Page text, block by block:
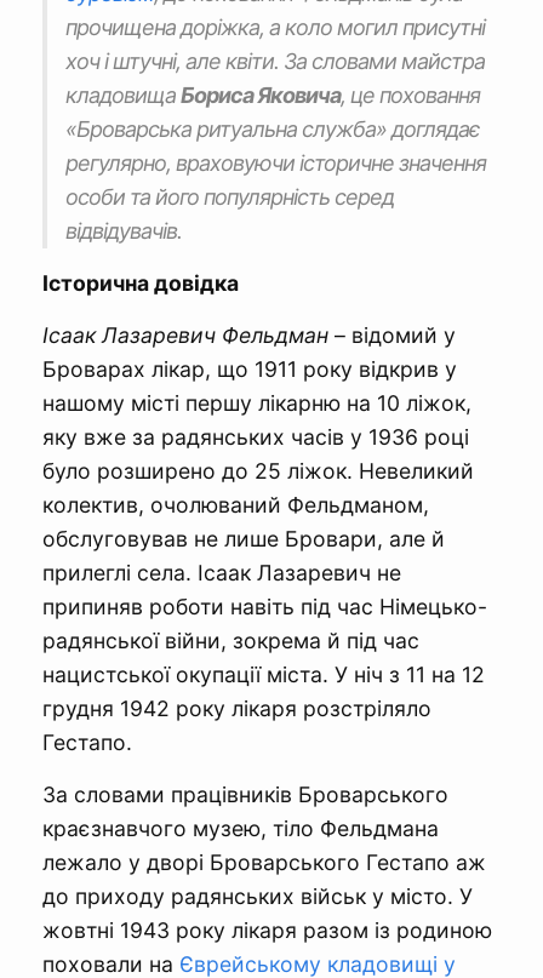
прочищена доріжка, а коло могил присутні
хоч і штучні, але квіти. За словами майстра
кладовищаБориса Яковича, це поховання
«Броварська ритуальна служба» доглядає
регулярно, враховуючи історичне значення
особи та його популярність серед
відвідувачів.
Історична довідка
Ісаак Лазаревич Фельдман – відомий у
Броварах лікар, що 1911 року відкрив у
нашому місті першу лікарню на 10 ліжок,
яку вже за радянських часів у 1936 році
було розширено до 25 ліжок. Невеликий
колектив, очолюваний Фельдманом,
обслуговував не лише Бровари, але й
прилеглі села. Ісаак Лазаревич не
припиняв роботи навіть під час Німецько-
радянської війни, зокрема й під час
нацистської окупації міста. У ніч з 11 на 12
грудня 1942 року лікаря розстріляло
Гестапо.
За словами працівників Броварського
краєзнавчого музею, тіло Фельдмана
лежало у дворі Броварського Гестапо аж
до приходу радянських військ у місто. У
жовтні 1943 року лікаря разом із родиною
поховали на Єврейському кладовищі у